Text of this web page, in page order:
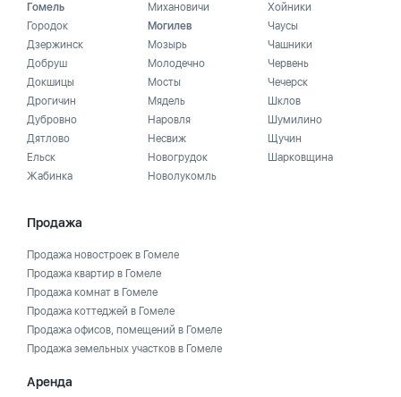
Гомель
Городок
Дзержинск
Добруш
Докшицы
Дрогичин
Дубровно
Дятлово
Ельск
Жабинка
Михановичи
Могилев
Мозырь
Молодечно
Мосты
Мядель
Наровля
Несвиж
Новогрудок
Новолукомль
Хойники
Чаусы
Чашники
Червень
Чечерск
Шклов
Шумилино
Щучин
Шарковщина
Продажа
Продажа новостроек в Гомеле
Продажа квартир в Гомеле
Продажа комнат в Гомеле
Продажа коттеджей в Гомеле
Продажа офисов, помещений в Гомеле
Продажа земельных участков в Гомеле
Аренда